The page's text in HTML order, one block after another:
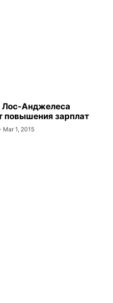
Лос-Анджелеса
повышения зарплат
Mar 1, 2015